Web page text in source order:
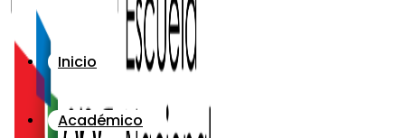
Inicio
Académico